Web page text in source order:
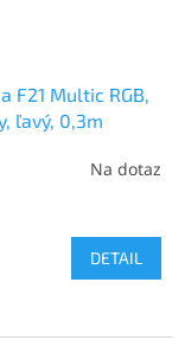
F21 Multic RGB,
ľavý, 0,3m
Na dotaz
DETAIL